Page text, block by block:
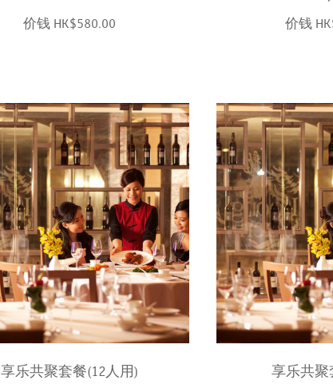
价钱 HK$580.00 价钱
享乐共聚套餐(12人用) 享乐共聚